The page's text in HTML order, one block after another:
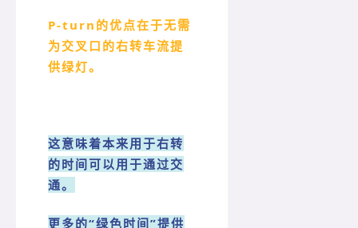
P-turn的优点在于无需
为交叉口的右转车流提
供绿灯。
这意味着本来用于右转
的时间可以用于通过交
通。
更多的“绿色时间”提供